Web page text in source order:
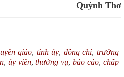
Quỳnh Thơ
giáo, tỉnh ủy, đồng chí,trưởng
, ủy viên,thường vụ,báo cáo,chấp